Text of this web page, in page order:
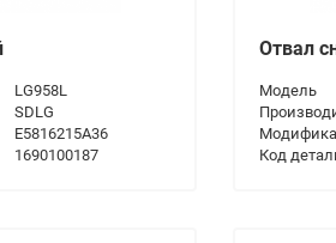
LG958L
SDLG
E5816215A36
1690100187
Отвал
Модель
Код